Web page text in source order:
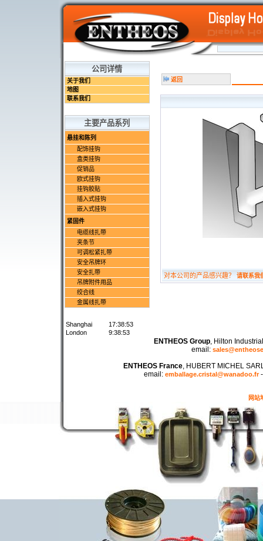
公司详情
关于我们
地图
联系我们
主要产品系列
悬挂和陈列
配饰挂钩
盒类挂钩
促销品
欧式挂钩
挂钩胶贴
插入式挂钩
嵌入式挂钩
紧固件
电缆线扎带
夹条节
可调松紧扎带
安全吊牌环
安全扎带
吊牌附件用品
绞合线
金属线扎带
Shanghai
17:38:53
London
9:38:53
返回
对本公司的产品感兴趣？ 请联系我
ENTHEOS Group, Hilton
email:
ENTHEOS France, HUBERT MICHEL
email:emballage.cristal@wanadoo.fr
网站